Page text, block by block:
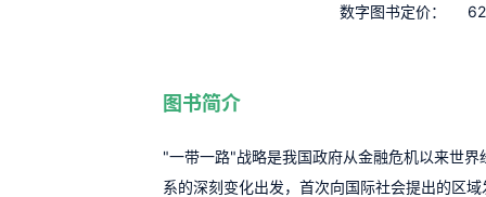
数字图书定价：
图书简介
"一带一路"战略是我国政府从金融危机以来世界
系的深刻变化出发，首次向国际社会提出的区